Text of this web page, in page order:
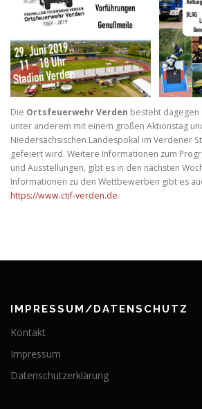
Die Ortsfeuerwehr Verden besteht dagegen
unter anderem mit einem großen Aktionstag
Niedersächsischen Landespokal im Verdener
gefeiert wird. Weitere Informationen zum
und Ausstellungen, gibt es in den nächsten
Informationen zu den Wettbewerben gibt es
https://www.ctif-verden.de.
IMPRESSUM/DATENSCHUTZ
Kontakt
Impressum
Datenschutzerklärung